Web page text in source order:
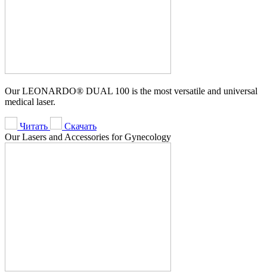
Our LEONARDO® DUAL 100 is the most versatile and universal
medical laser.
Читать
Скачать
Our Lasers and Accessories for Gynecology